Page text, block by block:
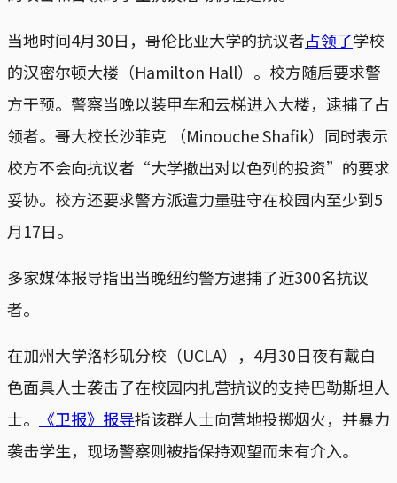
当地时间4月30日，哥伦比亚大学的抗议者占领了学校
的汉密尔顿大楼（Hamilton Hall）。校方随后要求警
方干预。警察当晚以装甲车和云梯进入大楼，逮捕了占
领者。哥大校长沙菲克 （Minouche Shafik）同时表示
校方不会向抗议者“大学撤出对以色列的投资”的要求
妥协。校方还要求警方派遣力量驻守在校园内至少到5
月17日。
多家媒体报导指出当晚纽约警方逮捕了近300名抗议
者。
在加州大学洛杉矶分校（UCLA），4月30日夜有戴白
色面具人士袭击了在校园内扎营抗议的支持巴勒斯坦人
士。
《卫报》报导指该群人士向营地投掷烟火，并暴力
袭击学生，现场警察则被指保持观望而未有介入。